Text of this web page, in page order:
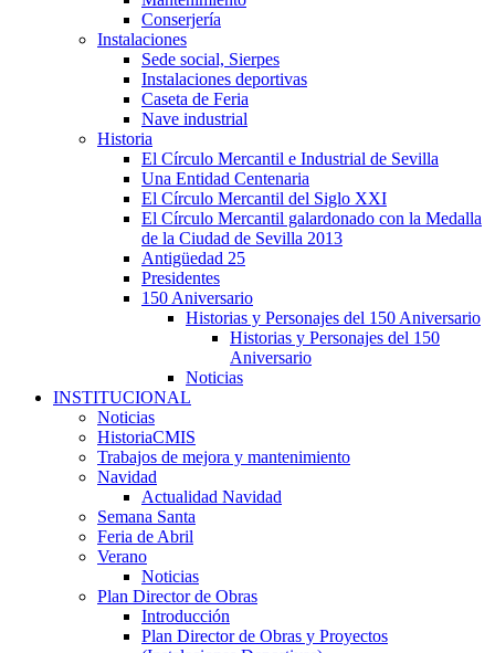
Conserjería
Instalaciones
Sede social, Sierpes
Instalaciones deportivas
Caseta de Feria
Nave industrial
Historia
El Círculo Mercantil e Industrial de Sevilla
Una Entidad Centenaria
El Círculo Mercantil del Siglo XXI
El Círculo Mercantil galardonado con la Medalla
de la Ciudad de Sevilla 2013
Antigüedad 25
Presidentes
150 Aniversario
Historias y Personajes del 150 Aniversario
Historias y Personajes del 150
Aniversario
Noticias
INSTITUCIONAL
Noticias
HistoriaCMIS
Trabajos de mejora y mantenimiento
Navidad
Actualidad Navidad
Semana Santa
Feria de Abril
Verano
Noticias
Plan Director de Obras
Introducción
Plan Director de Obras y Proyectos